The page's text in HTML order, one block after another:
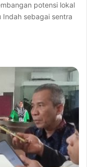
potensi lokal
Indah sebagai sentra